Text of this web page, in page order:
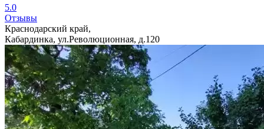
5.0
Отзывы
Краснодарский край,
Кабардинка, ул.Революционная, д.120